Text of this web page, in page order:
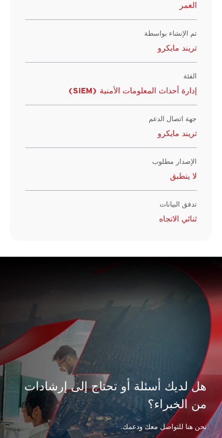
الغمر
تم الإنشاء بواسطة
تريند مايكرو
الفئة
إدارة أحداث المعلومات الأمنية (SIEM)
جهة اتصال الدعم
تريند مايكرو
الإصدار مطلوب
لا ينطبق
تدفق البيانات
ثنائي الاتجاه
هل لديك أسئلة أو تحتاج إلى إرشادات
من الخبراء؟
نحن هنا للتواصل معك ودعمك.